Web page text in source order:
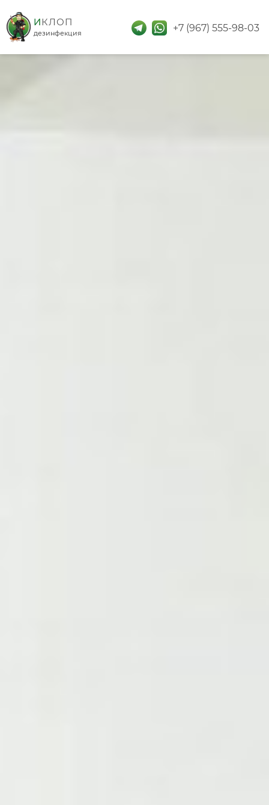
дезинфекция